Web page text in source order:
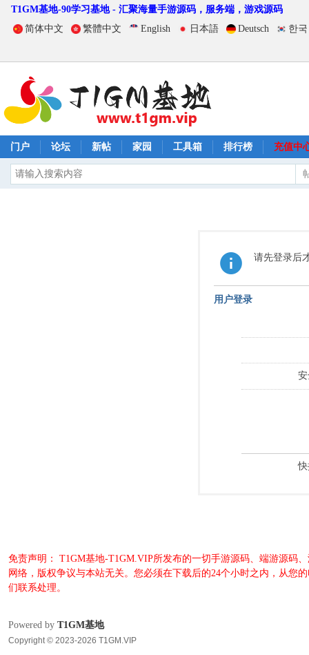
T1GM基地-90学习基地 - 汇聚海量手游源码，服务端，游戏源码
简体中文
繁體中文 English 日本語 Deutsch 한
门户 论坛 新帖 家园 工具箱 排行榜 充值中
请先登录后
用户登录
免责声明： T1GM基地-T1GM.VIP所发布的一切手游源码、端游源码
网络，版权争议与本站无关。您必须在下载后的24个小时之内，从您
们联系处理。
Powered by T1GM基地
Copyright © 2023-2026 T1GM.VIP